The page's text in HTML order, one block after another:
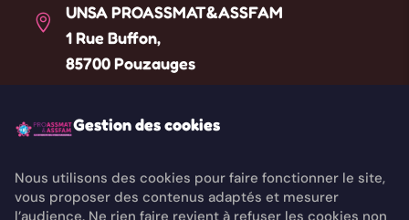

UNSA PROASSMAT&ASSFAM
1 Rue Buffon,
85700 Pouzauges

Téléphone

Email
Gestion des cookies
Nous utilisons des cookies pour faire fonctionner le site,
vous proposer des contenus adaptés et mesurer